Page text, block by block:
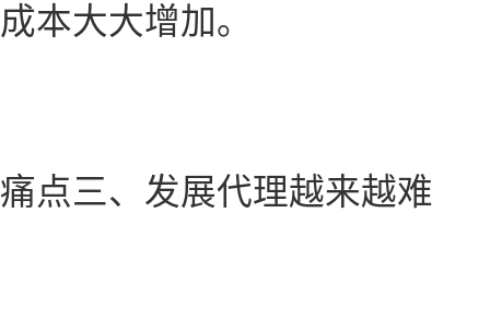
成本大大增加。
痛点三、发展代理越来越难